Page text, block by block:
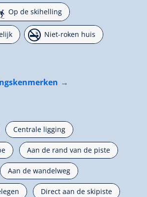
Op de skihelling
🏝Niet-roken huis
Centrale ligging
Aan de rand van de piste
Aan de wandelweg
Direct aan de skipiste